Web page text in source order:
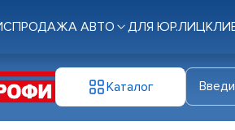
ПРОДАЖА АВТО ДЛЯ ЮР.ЛИЦ
Каталог